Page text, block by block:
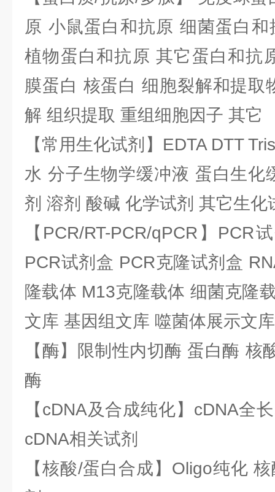
原 小鼠蛋白和抗原 细菌蛋白
植物蛋白和抗原 其它蛋白和抗
膜蛋白 核蛋白 细胞裂解和提取
解 组织提取 重组细胞因子 其它
【常用生化试剂】EDTA DTT
水 分子生物学缓冲液 蛋白生化
剂 溶剂 酸碱 化学试剂 其它生化
【PCR/RT-PCR/qPCR】PCR
PCR试剂盒 PCR克隆试剂盒
隆载体 M13克隆载体 细菌克隆
文库 基因组文库 噬菌体展示文库
【酶】限制性内切酶 蛋白酶 核
酶
【cDNA及合成纯化】cDNA全
cDNA相关试剂
【核酸/蛋白合成】Oligo纯化